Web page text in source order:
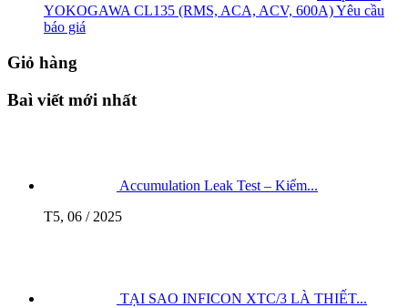
YOKOGAWA CL135 (RMS, ACA, ACV, 600A)Yêu cầu
báo giá
Giỏ hàng
Baì viết mới nhất
Accumulation Leak Test – Kiểm...
T5, 06 / 2025
TẠI SAO INFICON XTC/3 LÀ THIẾT...